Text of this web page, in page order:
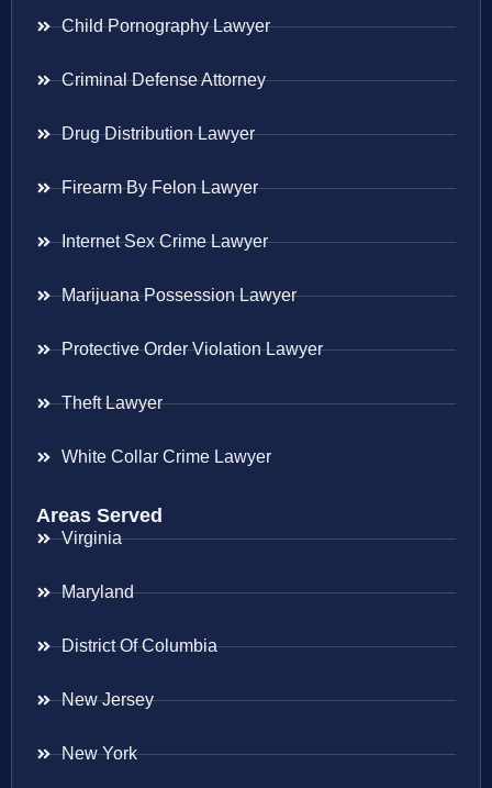
Child Pornography Lawyer
Criminal Defense Attorney
Drug Distribution Lawyer
Firearm By Felon Lawyer
Internet Sex Crime Lawyer
Marijuana Possession Lawyer
Protective Order Violation Lawyer
Theft Lawyer
White Collar Crime Lawyer
Areas Served
Virginia
Maryland
District Of Columbia
New Jersey
New York